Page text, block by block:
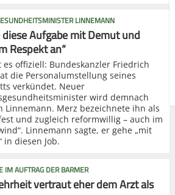
LINNEMANN
diese Aufgabe mit Demut und
Respekt an“
es offiziell: Bundeskanzler Friedrich
die Personalumstellung seines
verkündet. Neuer
wird demnach
Linnemann. Merz bezeichnete ihn als
und zugleich reformwillig – auch im
Linnemann sagte, er gehe „mit
in diesen Job.
IM AUFTRAG DER BARMER
vertraut eher dem Arzt als